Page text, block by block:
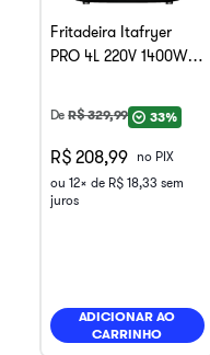
Fritadeira Itafryer
PRO 4L 220V 1400W
DeR$329,99 33%
R$ 208,99
no PIX
ou 12x de R$ 18,33 sem
juros
ADICIONAR AO
CARRINHO